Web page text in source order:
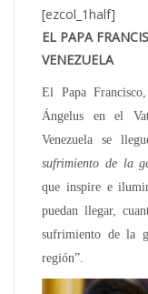
[ezcol_1half]
EL PAPA
VENEZUELA
El Papa
Ángelus en el
Venezuela se
sufrimiento de la
que inspire e
puedan llegar,
sufrimiento de la
región”.